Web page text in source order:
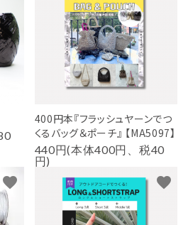
400円本『フラッシュヤーンでつ
くるバッグ＆ポーチ』 【MA5097】
440円(本体400円、税40
円)
favorite favorite